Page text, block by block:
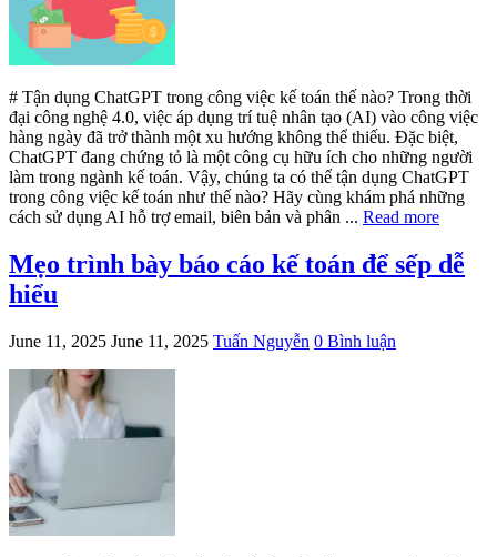
# Tận dụng ChatGPT trong công việc kế toán thế nào? Trong thời
đại công nghệ 4.0, việc áp dụng trí tuệ nhân tạo (AI) vào công việc
hàng ngày đã trở thành một xu hướng không thể thiếu. Đặc biệt,
ChatGPT đang chứng tỏ là một công cụ hữu ích cho những người
làm trong ngành kế toán. Vậy, chúng ta có thể tận dụng ChatGPT
trong công việc kế toán như thế nào? Hãy cùng khám phá những
cách sử dụng AI hỗ trợ email, biên bản và phân ... Read more
Mẹo trình bày báo cáo kế toán để sếp dễ
hiểu
June 11, 2025 June 11, 2025 Tuấn Nguyễn 0 Bình luận